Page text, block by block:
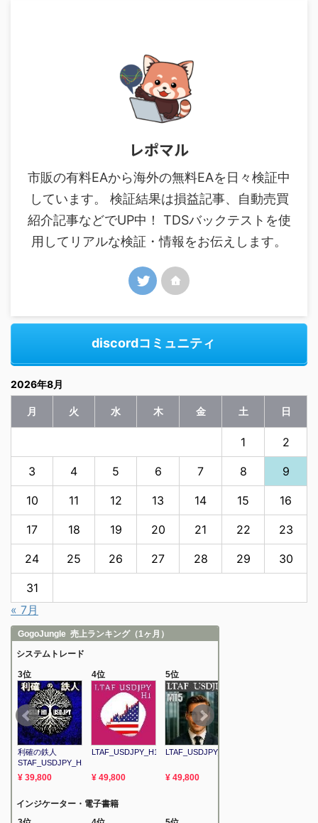
レポマル
市販の有料EAから海外の無料EAを日々検証中
しています。 検証結果は損益記事、自動売買
紹介記事などでUP中！ TDSバックテストを使
用してリアルな検証・情報をお伝えします。
discordコミュニティ
2026年8月
月 火 水 木 金 土 日
1 2
3 4 5 6 7 8 9
10 11 12 13 14 15 16
17 18 19 20 21 22 23
24 25 26 27 28 29 30
31
« 7月